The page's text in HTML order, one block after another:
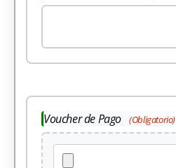
Voucher de Pago (Obligatorio)